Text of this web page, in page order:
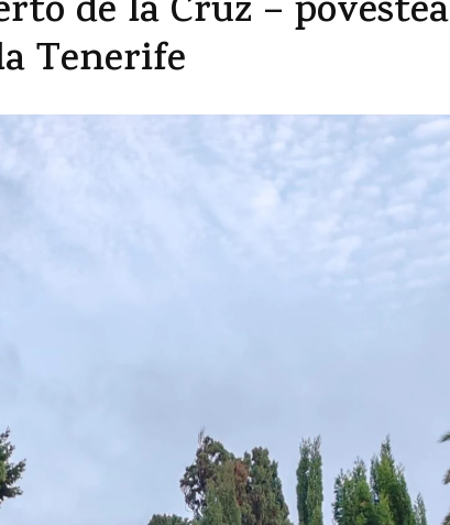
de la Cruz – povestea
Tenerife